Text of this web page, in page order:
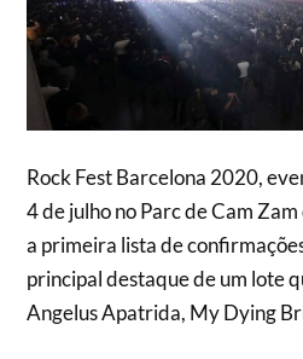
Rock Fest Barcelona 2020,
4 de julho no Parc de Cam
a primeira lista de
principal destaque de um lote
Angelus Apatrida, My Dying